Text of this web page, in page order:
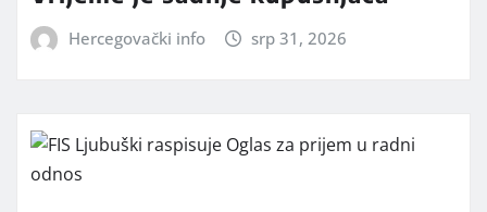
Hercegovački info srp 31, 2026